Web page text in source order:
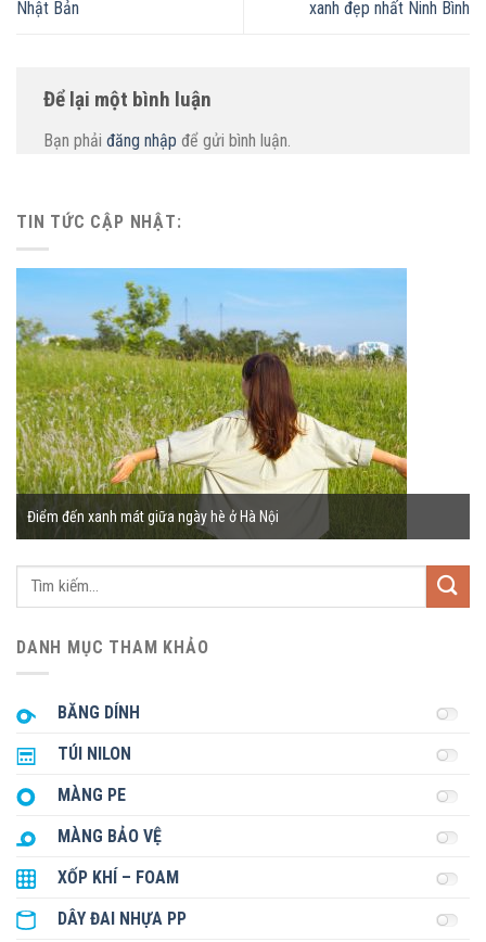
Nhật Bản xanh đẹp nhất Ninh Bình
Để lại một bình luận
Bạn phải đăng nhập để gửi bình luận.
TIN TỨC CẬP NHẬT:
Điểm đến xanh mát giữa ngày hè ở Hà Nội
Tìm
DANH MỤC THAM KHẢO
BĂNG DÍNH
TÚI NILON
MÀNG PE
MÀNG BẢO VỆ
XỐP KHÍ – FOAM
DÂY ĐAI NHỰA PP